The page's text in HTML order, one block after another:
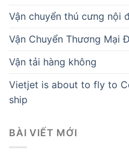
Vận chuyển thú cưng nội
Vận Chuyển Thương Mại
Vận tải hàng không
Vietjet is about to fly to
ship
BÀI VIẾT MỚI